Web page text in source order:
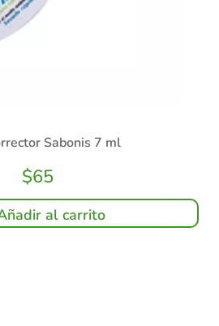
Sabonis 7 ml
$65
al carrito